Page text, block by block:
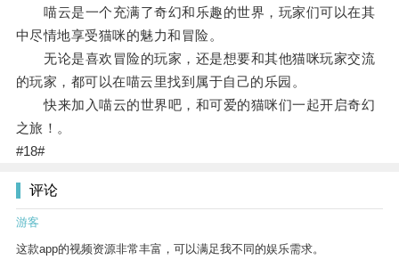
喵云是一个充满了奇幻和乐趣的世界，玩家们可以在其
中尽情地享受猫咪的魅力和冒险。
无论是喜欢冒险的玩家，还是想要和其他猫咪玩家交流
的玩家，都可以在喵云里找到属于自己的乐园。
快来加入喵云的世界吧，和可爱的猫咪们一起开启奇幻
之旅！。
#18#
评论
游客
这款app的视频资源非常丰富，可以满足我不同的娱乐需求。